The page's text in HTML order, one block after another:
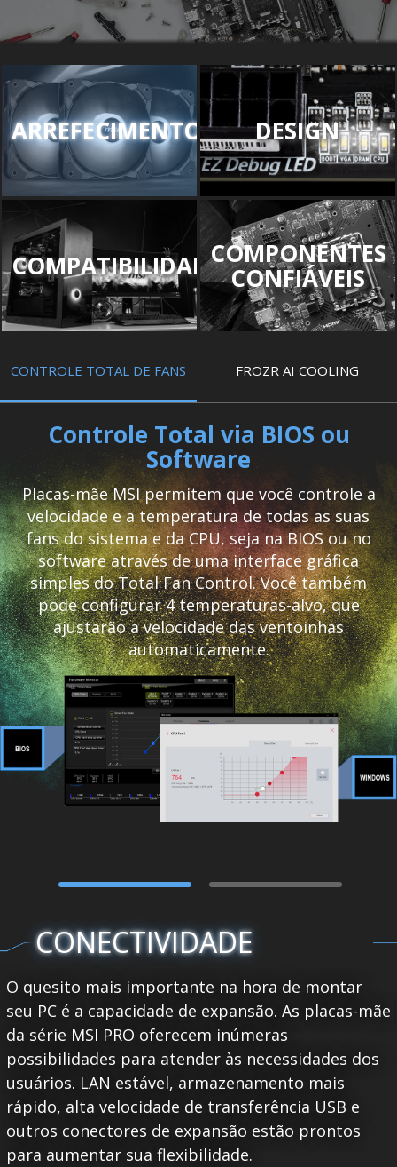
ARREFECIMENTO DESIGN
COMPATIBILIDADECOMPONENTES
CONFIÁVEIS
CONTROLE TOTAL DE FANS FROZR AI COOLING
Controle Total via BIOS ou
Software
Placas-mãe MSI permitem que você controle a
velocidade e a temperatura de todas as suas
fans do sistema e da CPU, seja na BIOS ou no
software através de uma interface gráfica
simples do Total Fan Control. Você também
pode configurar 4 temperaturas-alvo, que
ajustarão a velocidade das ventoinhas
automaticamente.
CONECTIVIDADE
O quesito mais importante na hora de montar
seu PC é a capacidade de expansão. As placas-mãe
da série MSI PRO oferecem inúmeras
possibilidades para atender às necessidades dos
usuários. LAN estável, armazenamento mais
rápido, alta velocidade de transferência USB e
outros conectores de expansão estão prontos
para aumentar sua flexibilidade.